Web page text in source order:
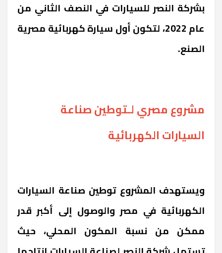
بشركة النصر للسيارات في النصف الثاني من
عام 2022، لتكون أول سيارة كهربائية مصرية
الصنع.
مشروع مصري لـتوطين صناعة
السيارات الكهربائية
ويستهدف المشروع توطين صناعة السيارات
الكهربائية في مصر والوصول إلى أكبر قدر
ممكن من نسبة المكون المحلي، حيث